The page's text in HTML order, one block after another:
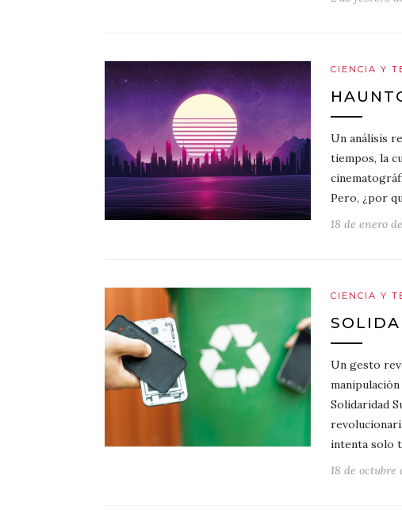
CIENCIA Y
Un análisis
tiempos, la
Pero, ¿por
18 de enero
CIENCIA Y
Un gesto
Solidaridad
intenta solo
18 de octubre